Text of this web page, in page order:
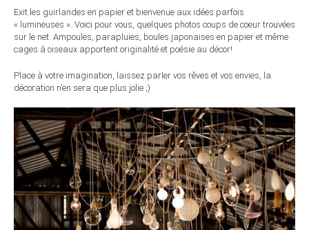
Exit les guirlandes en papier et bienvenue aux idées parfois
« lumineuses ». Voici pour vous, quelques photos coups de coeur trouvées
sur le net. Ampoules, parapluies, boules japonaises en papier et même
cages à oiseaux apportent originalité et poésie au décor!
Place à votre imagination, laissez parler vos rêves et vos envies, la
décoration n’en sera que plus jolie ;)